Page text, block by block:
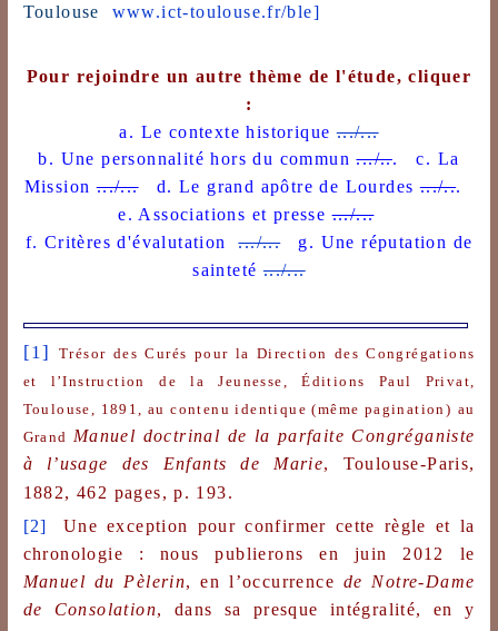
Toulouse www.ict-toulouse.fr/ble]
Pour rejoindre un autre thème de l'étude, cliquer
:
a. Le contexte historique.../...
b. Une personnalité hors du commun.../...
c. La
Mission.../...d. Le grand apôtre de Lourdes.../...
e. Associations et presse.../...
f. Critères d'évalutation.../...g. Une réputation de
sainteté.../...
[1]
Trésor des Curés pour la Direction des Congrégations
et l’Instruction de la Jeunesse, Éditions Paul Privat,
Toulouse, 1891, au contenu identique (même pagination) au
Grand Manuel doctrinal de la parfaite Congréganiste
à l’usage des Enfants de Marie,
Toulouse-Paris,
1882, 462 pages, p. 193.
[2]
Une exception pour confirmer cette règle et la
chronologie : nous publierons en juin 2012 le
Manuel du Pèlerin, en l’occurrence de Notre-Dame
de Consolation, dans sa presque intégralité, en y